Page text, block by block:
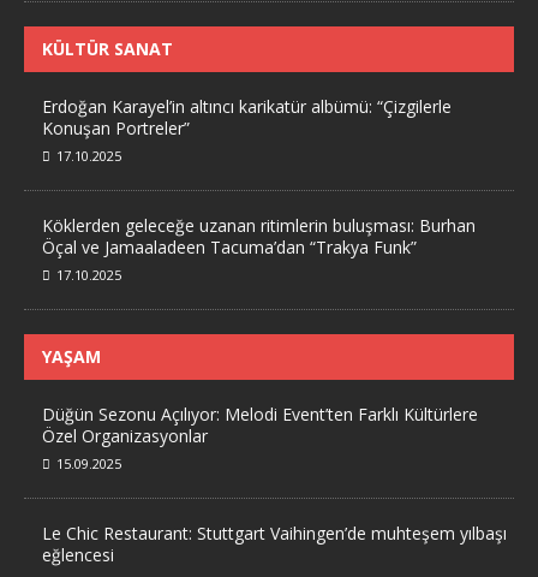
KÜLTÜR SANAT
Erdoğan Karayel’in altıncı karikatür albümü: “Çizgilerle
Konuşan Portreler”
17.10.2025
Köklerden geleceğe uzanan ritimlerin buluşması: Burhan
Öçal ve Jamaaladeen Tacuma’dan “Trakya Funk”
17.10.2025
YAŞAM
Düğün Sezonu Açılıyor: Melodi Event’ten Farklı Kültürlere
Özel Organizasyonlar
15.09.2025
Le Chic Restaurant: Stuttgart Vaihingen’de muhteşem yılbaşı
eğlencesi